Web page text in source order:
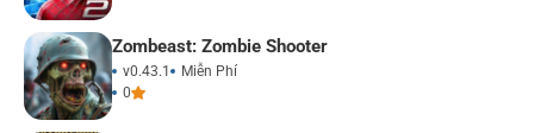
Zombeast: Zombie Shooter
v0.43.1
Miễn Phí
0